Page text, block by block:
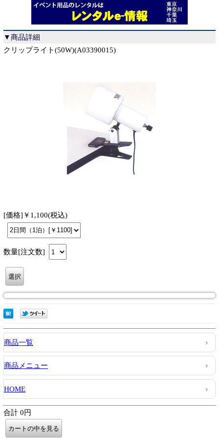
▼商品詳細
クリップライト(50W)(A03390015)
[価格]￥1,100(税込)
数量[注文数]
商品一覧
商品メニュー
HOME
合計 0円